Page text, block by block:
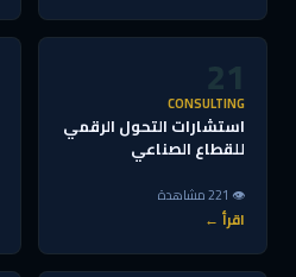
21
CONSULTING
استشارات التحول الرقمي
للقطاع الصناعي
👁 221 مشاهدة
اقرأ ←